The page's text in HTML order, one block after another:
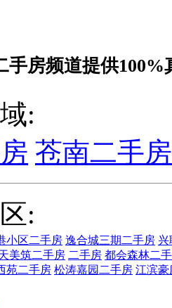
手房频道提供100%
:
苍南二手房
:
小区二手房 逸合城三期二手房 兴
美筑二手房 二手房 都会森林二
苑二手房 松涛嘉园二手房 江滨豪